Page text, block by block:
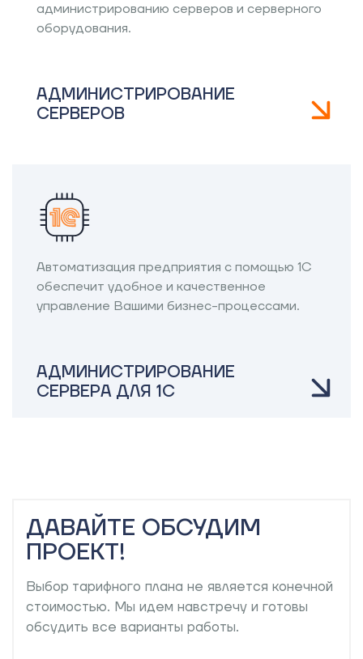
администрированию серверов и серверного
оборудования.
АДМИНИСТРИРОВАНИЕ
СЕРВЕРОВ
Автоматизация предприятия с помощью 1С
обеспечит удобное и качественное
управление Вашими бизнес-процессами.
АДМИНИСТРИРОВАНИЕ
СЕРВЕРА ДЛЯ 1С
ДАВАЙТЕ ОБСУДИМ
ПРОЕКТ!
Выбор тарифного плана не является конечной
стоимостью. Мы идем навстречу и готовы
обсудить все варианты работы.